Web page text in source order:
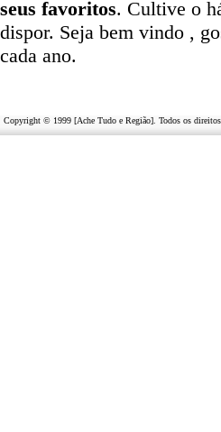
seus favoritos. Cultive o
dispor. Seja bem vindo , g
cada ano.
Copyright © 1999 [Ache Tudo e Região]. Todos os direitos